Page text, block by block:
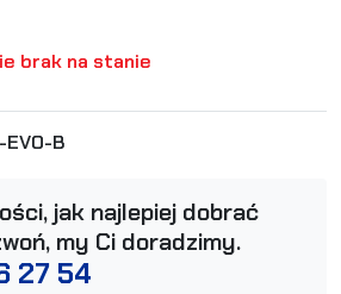
brak na stanie
B
jak najlepiej dobrać
my Ci doradzimy.
27 54